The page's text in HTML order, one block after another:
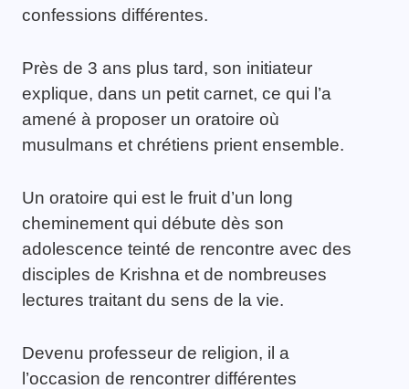
confessions différentes.
Près de 3 ans plus tard, son initiateur
explique, dans un petit carnet, ce qui l’a
amené à proposer un oratoire où
musulmans et chrétiens prient ensemble.
Un oratoire qui est le fruit d’un long
cheminement qui débute dès son
adolescence teinté de rencontre avec des
disciples de Krishna et de nombreuses
lectures traitant du sens de la vie.
Devenu professeur de religion, il a
l’occasion de rencontrer différentes